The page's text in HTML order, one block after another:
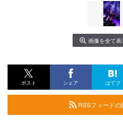
画像を全て表
ポスト シェア はてブ
RSSフィードの